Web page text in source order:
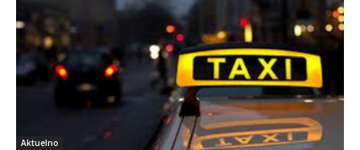
Aktuelno